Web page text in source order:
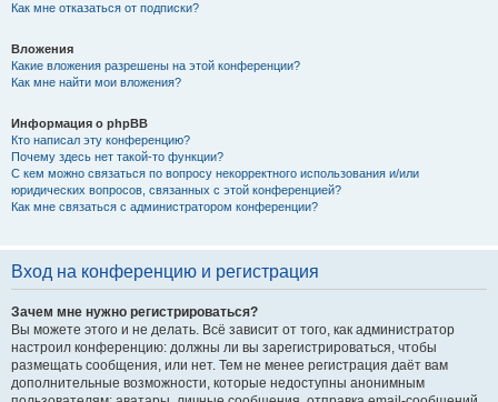
Как мне отказаться от подписки?
Вложения
Какие вложения разрешены на этой конференции?
Как мне найти мои вложения?
Информация о phpBB
Кто написал эту конференцию?
Почему здесь нет такой-то функции?
С кем можно связаться по вопросу некорректного использования и/или
юридических вопросов, связанных с этой конференцией?
Как мне связаться с администратором конференции?
Вход на конференцию и регистрация
Зачем мне нужно регистрироваться?
Вы можете этого и не делать. Всё зависит от того, как администратор
настроил конференцию: должны ли вы зарегистрироваться, чтобы
размещать сообщения, или нет. Тем не менее регистрация даёт вам
дополнительные возможности, которые недоступны анонимным